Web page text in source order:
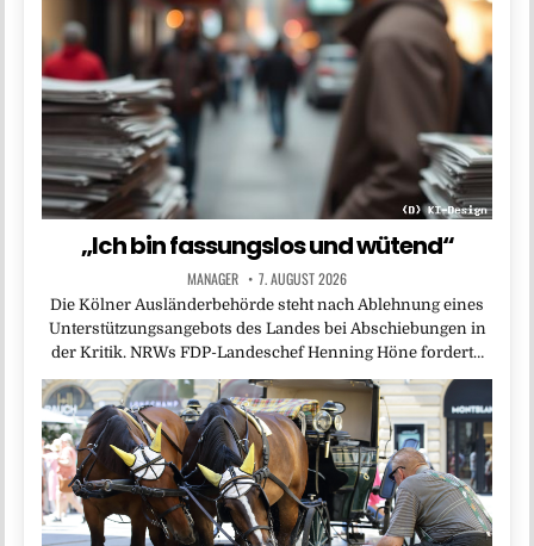
„Ich bin fassungslos und wütend“
MANAGER 7. AUGUST 2026
Die Kölner Ausländerbehörde steht nach Ablehnung eines
Unterstützungsangebots des Landes bei Abschiebungen in
der Kritik. NRWs FDP-Landeschef Henning Höne fordert…